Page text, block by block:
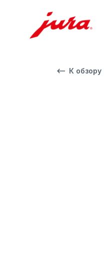
К обзору